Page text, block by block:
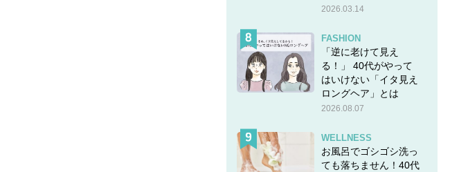
2026.03.14
FASHION
「逆に老けて見え
る！」 40代がやって
はいけない「イタ見え
ロングヘア」とは
2026.08.07
WELLNESS
お風呂でゴシゴシ洗っ
ても落ちません！40代